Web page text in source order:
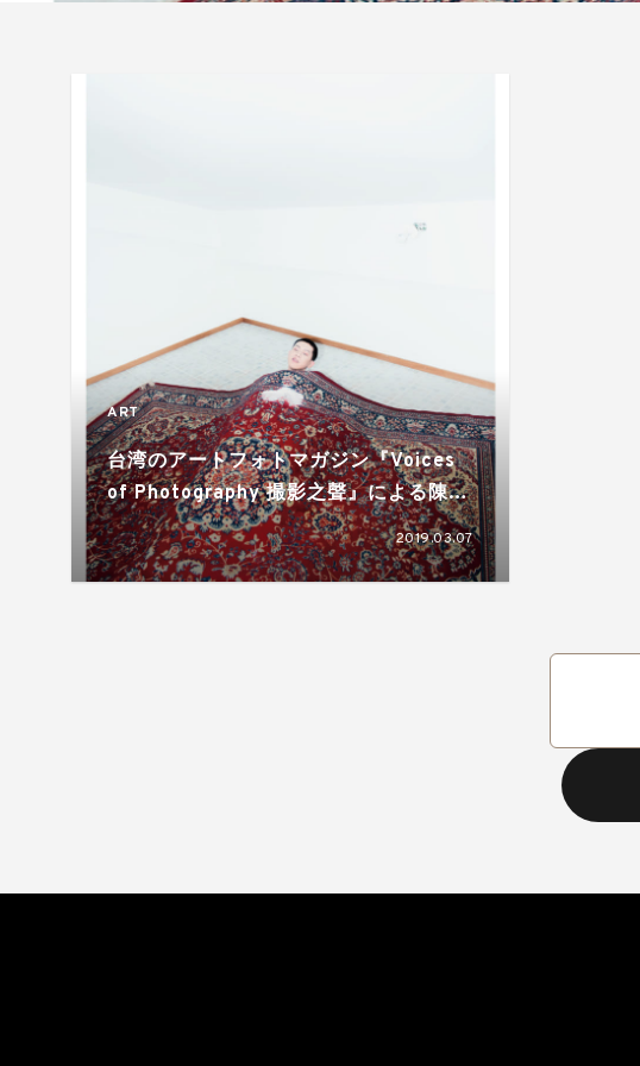
ART
台湾のアートフォトマガジン『Voices
of Photography 撮影之聲』による陳藝
堂と赤鹿麻耶の展示が大阪で
2019.03.07